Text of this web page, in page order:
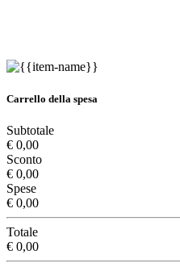
Carrello della spesa
Subtotale
€ 0,00
Sconto
€ 0,00
Spese
€ 0,00
Totale
€ 0,00